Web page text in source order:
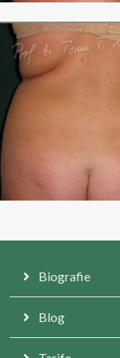
Biografie
Blog